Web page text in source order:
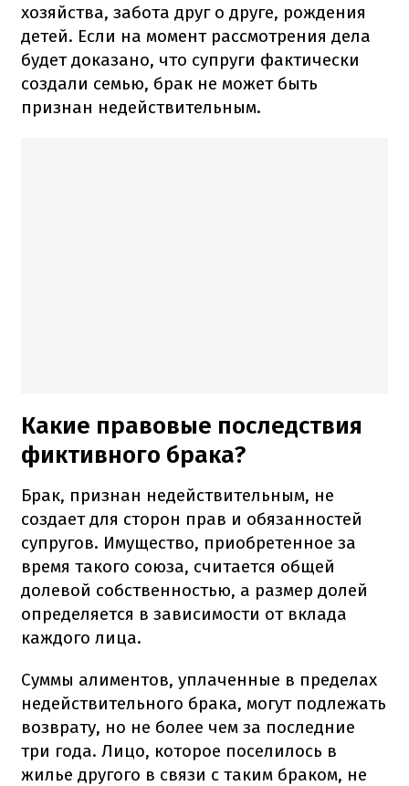
хозяйства, забота друг о друге, рождения
детей. Если на момент рассмотрения дела
будет доказано, что супруги фактически
создали семью, брак не может быть
признан недействительным.
Какие правовые последствия
фиктивного брака?
Брак, признан недействительным, не
создает для сторон прав и обязанностей
супругов. Имущество, приобретенное за
время такого союза, считается общей
долевой собственностью, а размер долей
определяется в зависимости от вклада
каждого лица.
Суммы алиментов, уплаченные в пределах
недействительного брака, могут подлежать
возврату, но не более чем за последние
три года. Лицо, которое поселилось в
жилье другого в связи с таким браком, не